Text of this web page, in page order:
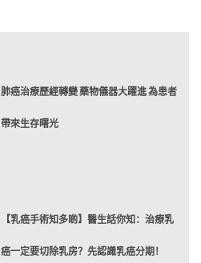
肺癌治療歷經轉變 藥物儀器大躍進 為患者
帶來生存曙光
【乳癌手術知多啲】醫生話你知：治療乳
癌一定要切除乳房？先認識乳癌分期！